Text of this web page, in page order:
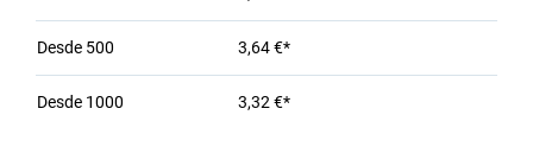
Desde 500 3,64 €*
Desde 1000 3,32 €*